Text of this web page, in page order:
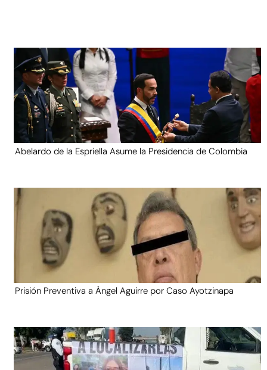
Abelardo de la Espriella Asume la Presidencia de Colombia
Prisión Preventiva a Ángel Aguirre por Caso Ayotzinapa